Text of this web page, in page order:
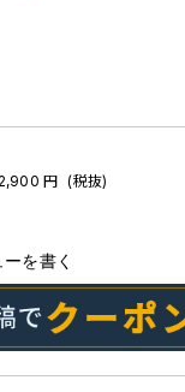
2,900 円 (税抜)
ーを書く